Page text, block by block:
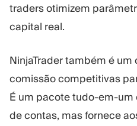
traders otimizem
capital real.
NinjaTrader também é
comissão competitivas
É um pacote tudo-em-um
de contas, mas fornece